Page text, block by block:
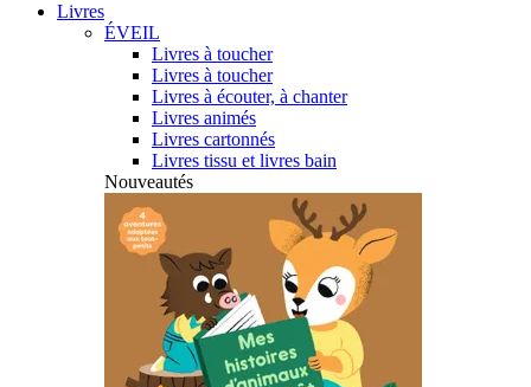
Livres
ÉVEIL
Livres à toucher
Livres à toucher
Livres à écouter, à chanter
Livres animés
Livres cartonnés
Livres tissu et livres bain
Nouveautés